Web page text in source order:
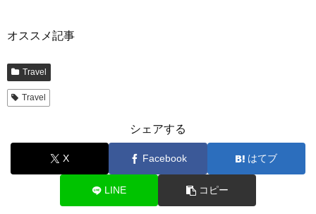
オススメ記事
Travel
Travel
シェアする
X Facebook はてブ
LINE コピー